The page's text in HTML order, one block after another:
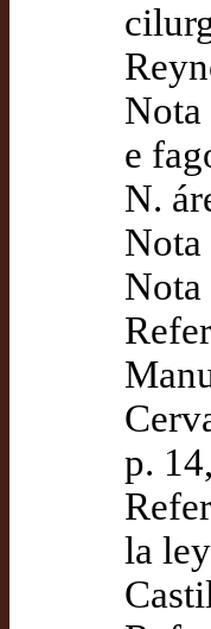
Nota
e
N.
Nota
p.
la